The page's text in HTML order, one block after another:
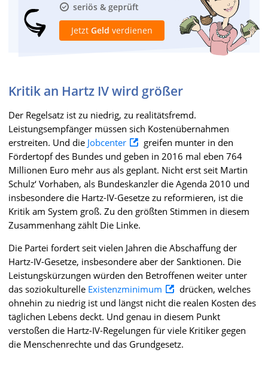
seriös & geprüft
Jetzt Geld verdienen
Kritik an Hartz IV wird größer
Der Regelsatz ist zu niedrig, zu realitätsfremd.
Leistungsempfänger müssen sich Kostenübernahmen
erstreiten. Und die Jobcenter
greifen munter in den
Fördertopf des Bundes und geben in 2016 mal eben 764
Millionen Euro mehr aus als geplant. Nicht erst seit Martin
Schulz‘ Vorhaben, als Bundeskanzler die Agenda 2010 und
insbesondere die Hartz-IV-Gesetze zu reformieren, ist die
Kritik am System groß. Zu den größten Stimmen in diesem
Zusammenhang zählt Die Linke.
Die Partei fordert seit vielen Jahren die Abschaffung der
Hartz-IV-Gesetze, insbesondere aber der Sanktionen. Die
Leistungskürzungen würden den Betroffenen weiter unter
das soziokulturelle Existenzminimum
drücken, welches
ohnehin zu niedrig ist und längst nicht die realen Kosten des
täglichen Lebens deckt. Und genau in diesem Punkt
verstoßen die Hartz-IV-Regelungen für viele Kritiker gegen
die Menschenrechte und das Grundgesetz.